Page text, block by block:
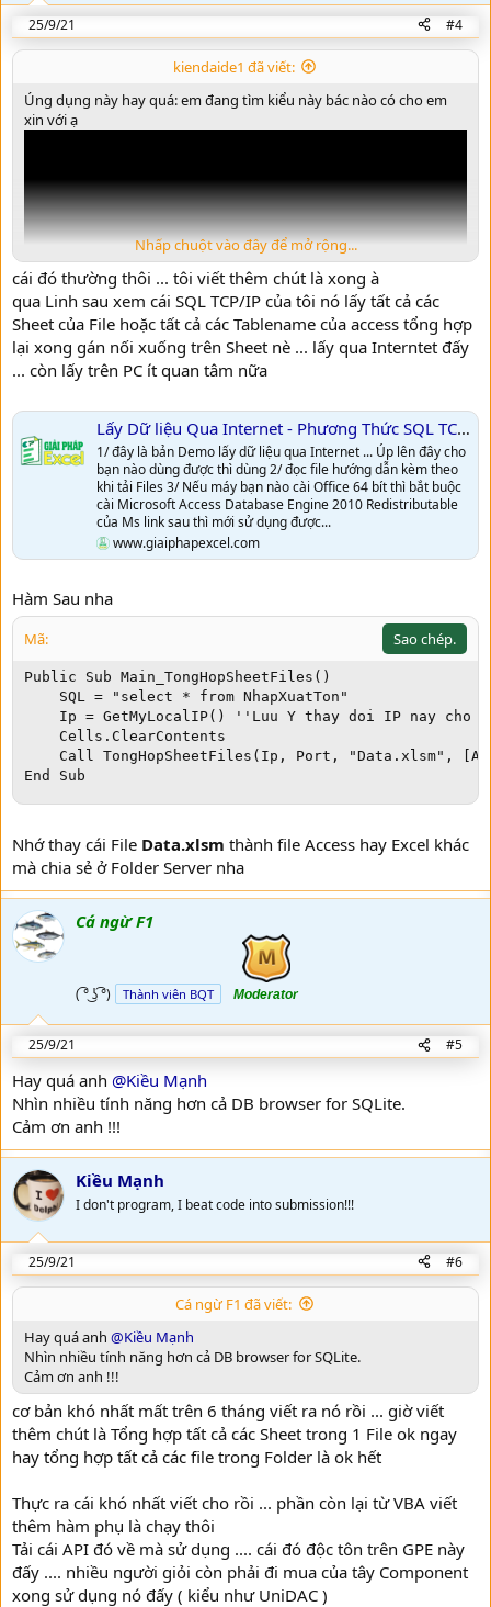
25/9/21 #4
kiendaide1 đã viết:
Úng dụng này hay quá: em đang tìm kiểu này bác nào có cho em
xin với ạ
Nhấp chuột vào đây để mở rộng...
cái đó thường thôi ... tôi viết thêm chút là xong à
qua Linh sau xem cái SQL TCP/IP của tôi nó lấy tất cả các
Sheet của File hoặc tất cả các Tablename của access tổng hợp
lại xong gán nối xuống trên Sheet nè ... lấy qua Interntet đấy
... còn lấy trên PC ít quan tâm nữa
Lấy Dữ liệu Qua Internet - Phương Thức SQL TCP/IP
1/ đây là bản Demo lấy dữ liệu qua Internet ... Úp lên đây cho
bạn nào dùng được thì dùng 2/ đọc file hướng dẫn kèm theo
khi tải Files 3/ Nếu máy bạn nào cài Office 64 bít thì bắt buộc
cài Microsoft Access Database Engine 2010 Redistributable
của Ms link sau thì mới sử dụng được...
www.giaiphapexcel.com
Hàm Sau nha
Mã: Sao chép.
Public Sub Main_TongHopSheetFiles()
    SQL = "select * from NhapXuatTon"
Ip = GetMyLocalIP() ''Luu Y thay doi IP nay cho
    Cells.ClearContents
Call TongHopSheetFiles(Ip, Port, "Data.xlsm",
End Sub
Nhớ thay cái File Data.xlsm thành file Access hay Excel khác
mà chia sẻ ở Folder Server nha
Cá ngừ F1
( ͡° ͜ʖ ͡°) Thành viên BQT Moderator
25/9/21 #5
Hay quá anh @Kiều Mạnh
Nhìn nhiều tính năng hơn cả DB browser for SQLite.
Cảm ơn anh !!!
Kiều Mạnh
I don't program, I beat code into submission!!!
25/9/21 #6
Cá ngừ F1 đã viết:
Hay quá anh @Kiều Mạnh
Nhìn nhiều tính năng hơn cả DB browser for SQLite.
Cảm ơn anh !!!
cơ bản khó nhất mất trên 6 tháng viết ra nó rồi ... giờ viết
thêm chút là Tổng hợp tất cả các Sheet trong 1 File ok ngay
hay tổng hợp tất cả các file trong Folder là ok hết
Thực ra cái khó nhất viết cho rồi ... phần còn lại từ VBA viết
thêm hàm phụ là chạy thôi
Tải cái API đó về mà sử dụng .... cái đó độc tôn trên GPE này
đấy .... nhiều người giỏi còn phải đi mua của tây Component
xong sử dụng nó đấy ( kiểu như UniDAC )